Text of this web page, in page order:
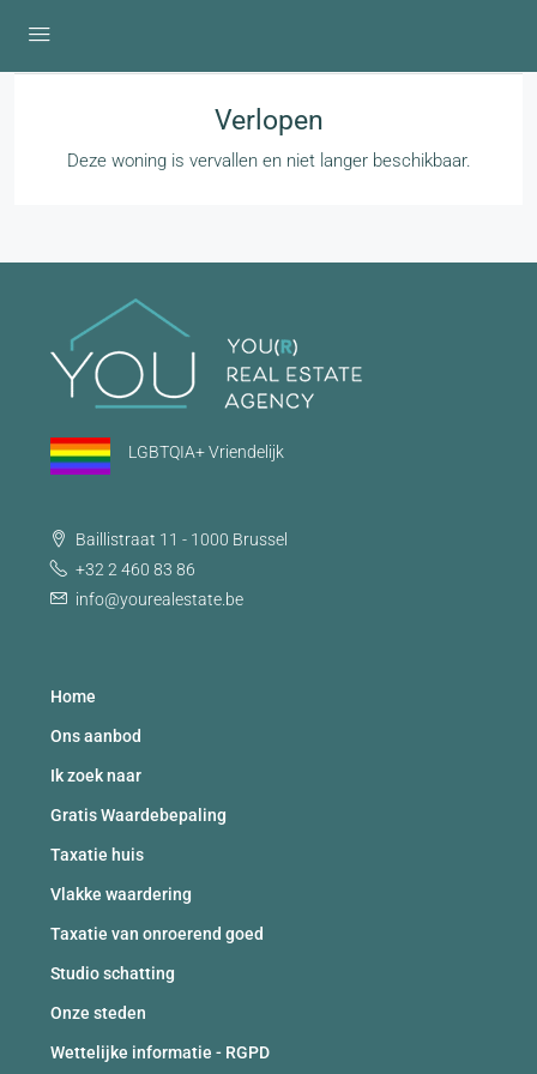
Verlopen
Deze woning is vervallen en niet langer beschikbaar.
LGBTQIA+ Vriendelijk
Baillistraat 11 - 1000 Brussel
+32 2 460 83 86
info@yourealestate.be
Home
Ons aanbod
Ik zoek naar
Gratis Waardebepaling
Taxatie huis
Vlakke waardering
Taxatie van onroerend goed
Studio schatting
Onze steden
Wettelijke informatie - RGPD